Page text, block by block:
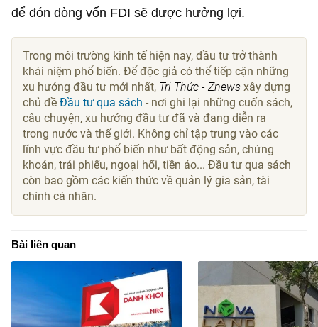
để đón dòng vốn FDI sẽ được hưởng lợi.
Trong môi trường kinh tế hiện nay, đầu tư trở thành
khái niệm phổ biến. Để độc giả có thể tiếp cận những
xu hướng đầu tư mới nhất, Tri Thức - Znews xây dựng
chủ đềĐầu tư qua sách - nơi ghi lại những cuốn sách,
câu chuyện, xu hướng đầu tư đã và đang diễn ra
trong nước và thế giới. Không chỉ tập trung vào các
lĩnh vực đầu tư phổ biến như bất động sản, chứng
khoán, trái phiếu, ngoại hối, tiền ảo... Đầu tư qua sách
còn bao gồm các kiến thức về quản lý gia sản, tài
chính cá nhân.
Bài liên quan